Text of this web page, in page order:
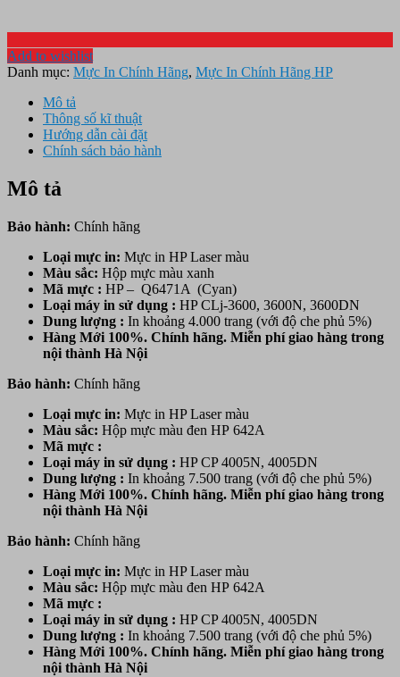
Add to wishlist
Danh mục: Mực In Chính Hãng, Mực In Chính Hãng HP
Mô tả
Thông số kĩ thuật
Hướng dẫn cài đặt
Chính sách bảo hành
Mô tả
Bảo hành: Chính hãng
Loại mực in: Mực in HP Laser màu
Màu sắc: Hộp mực màu xanh
Mã mực : HP – Q6471A (Cyan)
Loại máy in sử dụng : HP CLj-3600, 3600N, 3600DN
Dung lượng : In khoảng 4.000 trang (với độ che phủ 5%)
Hàng Mới 100%. Chính hãng. Miễn phí giao hàng trong
nội thành Hà Nội
Bảo hành: Chính hãng
Loại mực in: Mực in HP Laser màu
Màu sắc: Hộp mực màu đen HP 642A
Mã mực :
Loại máy in sử dụng : HP CP 4005N, 4005DN
Dung lượng : In khoảng 7.500 trang (với độ che phủ 5%)
Hàng Mới 100%. Chính hãng. Miễn phí giao hàng trong
nội thành Hà Nội
Bảo hành: Chính hãng
Loại mực in: Mực in HP Laser màu
Màu sắc: Hộp mực màu đen HP 642A
Mã mực :
Loại máy in sử dụng : HP CP 4005N, 4005DN
Dung lượng : In khoảng 7.500 trang (với độ che phủ 5%)
Hàng Mới 100%. Chính hãng. Miễn phí giao hàng trong
nội thành Hà Nội